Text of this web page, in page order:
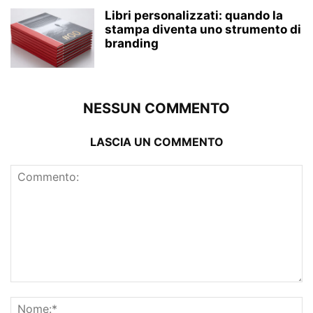
Libri personalizzati: quando la
stampa diventa uno strumento di
branding
NESSUN COMMENTO
LASCIA UN COMMENTO